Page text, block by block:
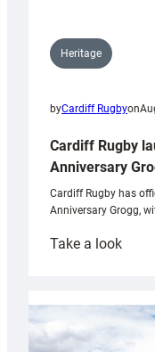
Heritage
byCardiff Rugbyon
Cardiff Rugby
Anniversary
Cardiff Rugby has
Anniversary Grogg,
Take a look: